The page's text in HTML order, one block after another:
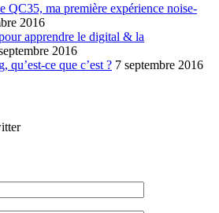
QC35, ma première expérience noise-
2016
apprendre le digital & la
2016
ce que c’est ? 7 septembre 2016